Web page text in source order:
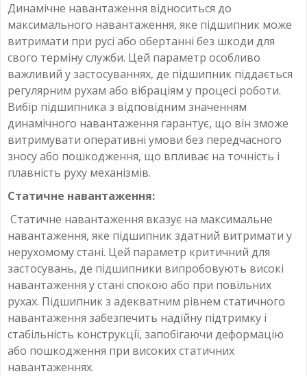
Динамічне навантаження відноситься до
максимального навантаження, яке підшипник може
витримати при русі або обертанні без шкоди для
свого терміну служби. Цей параметр особливо
важливий у застосуваннях, де підшипник піддається
регулярним рухам або вібраціям у процесі роботи.
Вибір підшипника з відповідним значенням
динамічного навантаження гарантує, що він зможе
витримувати оперативні умови без передчасного
зносу або пошкодження, що впливає на точність і
плавність руху механізмів.
Статичне навантаження:
Статичне навантаження вказує на максимальне
навантаження, яке підшипник здатний витримати у
нерухомому стані. Цей параметр критичний для
застосувань, де підшипники випробовують високі
навантаження у стані спокою або при повільних
рухах. Підшипник з адекватним рівнем статичного
навантаження забезпечить надійну підтримку і
стабільність конструкції, запобігаючи деформацію
або пошкодження при високих статичних
навантаженнях.